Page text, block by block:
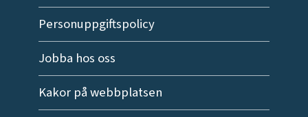
Personuppgiftspolicy
Jobba hos oss
Kakor på webbplatsen